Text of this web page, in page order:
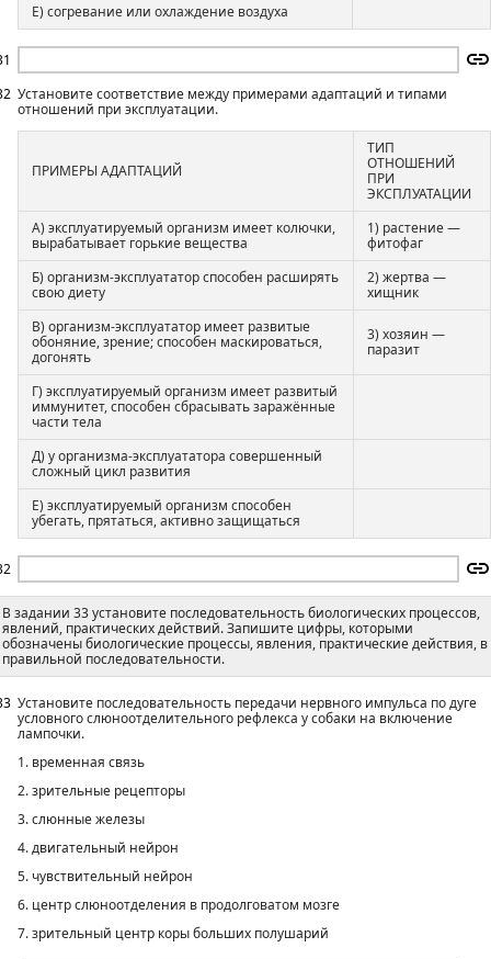
Е) согревание или охлаждение воздуха
Установите соответствие между примерами адаптаций и типами
отношений при эксплуатации.
ПРИМЕРЫ АДАПТАЦИЙ
ТИП
ОТНОШЕНИЙ
ПРИ
ЭКСПЛУАТАЦИИ
А) эксплуатируемый организм имеет колючки,
вырабатывает горькие вещества
1) растение —
фитофаг
Б) организм-эксплуататор способен расширять
свою диету
2) жертва —
хищник
В) организм-эксплуататор имеет развитые
обоняние, зрение; способен маскироваться,
догонять
3) хозяин —
паразит
Г) эксплуатируемый организм имеет развитый
иммунитет, способен сбрасывать заражённые
части тела
Д) у организма-эксплуататора совершенный
сложный цикл развития
Е) эксплуатируемый организм способен
убегать, прятаться, активно защищаться
В задании 33 установите последовательность биологических процессов,
явлений, практических действий. Запишите цифры, которыми
обозначены биологические процессы, явления, практические действия, в
правильной последовательности.
Установите последовательность передачи нервного импульса по дуге
условного слюноотделительного рефлекса у собаки на включение
лампочки.
1. временная связь
2. зрительные рецепторы
3. слюнные железы
4. двигательный нейрон
5. чувствительный нейрон
6. центр слюноотделения в продолговатом мозге
7. зрительный центр коры больших полушарий